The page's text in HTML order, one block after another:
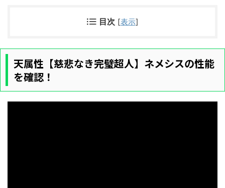
目次 [表示]
天属性【慈悲なき完璧超人】ネメシスの性能
を確認！